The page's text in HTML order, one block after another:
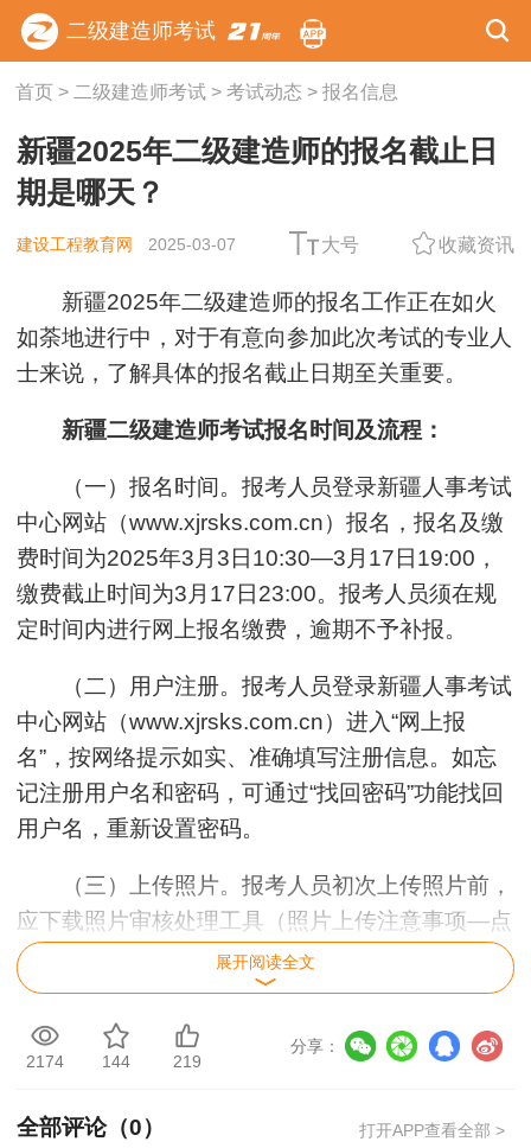
二级建造师考试
首页> 二级建造师考试> 考试动态 > 报名信息
新疆2025年二级建造师的报名截止日
期是哪天？
建设工程教育网 2025-03-07 大号 收藏资讯
新疆2025年二级建造师的报名工作正在如火
如荼地进行中，对于有意向参加此次考试的专业人
士来说，了解具体的报名截止日期至关重要。
新疆二级建造师考试报名时间及流程：
（一）报名时间。报考人员登录新疆人事考试
中心网站（www.xjrsks.com.cn）报名，报名及缴
费时间为2025年3月3日10:30—3月17日19:00，
缴费截止时间为3月17日23:00。报考人员须在规
定时间内进行网上报名缴费，逾期不予补报。
（二）用户注册。报考人员登录新疆人事考试
中心网站（www.xjrsks.com.cn）进入“网上报
名”，按网络提示如实、准确填写注册信息。如忘
记注册用户名和密码，可通过“找回密码”功能找回
用户名，重新设置密码。
（三）上传照片。报考人员初次上传照片前，
应下载照片审核处理工具（照片上传注意事项—点
击下载照片审核处理工具），并使用该软件进行照
片审核处理，只有通过审核并保存的报名照片才能
被报名平台识别。报考人员应采用近期半身白底1
寸免冠正面证件照，报名照片将用于准考证、考场
传照片时慎重选用。
展开阅读全文
2174 144 219
分享：
全部评论（0） 打开APP查看全部 >